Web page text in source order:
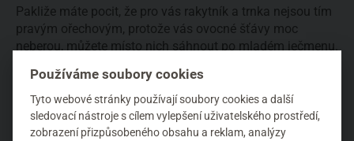
Pakliže máte pocit, že pro vás rakytník a trnka nejsou tím
pravým ořechovým, protože vás ovocné šťávy moc
neberou, můžete místo nich sáhnout po mladém ječmenu.
ječmene. Ta má formu jemně mletého prášku, který se
pohodlně užívá. Můžete ho jednoduše přidat do
snídaňové kaše, smoothie nebo si ho prostě jen rozmíchat
s vodou. Mladý ječmen obsahuje až 9x více vitaminu C
Používáme soubory cookies
Tyto webové stránky používají soubory cookies a další
sledovací nástroje s cílem vylepšení uživatelského prostředí,
zobrazení přizpůsobeného obsahu a reklam, analýzy